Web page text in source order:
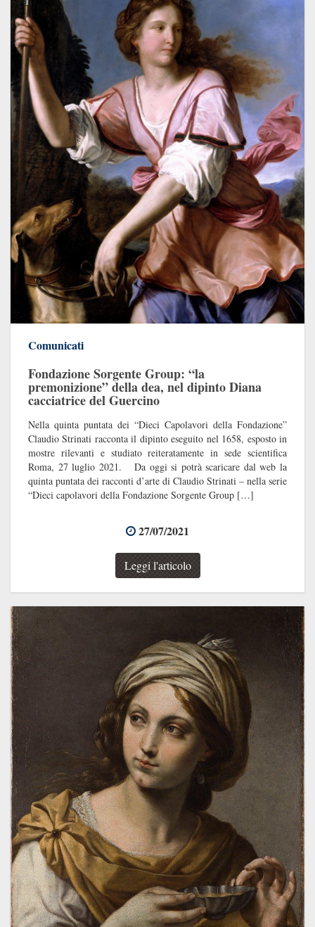
Comunicati
Fondazione Sorgente Group: “la
premonizione” della dea, nel dipinto Diana
cacciatrice del Guercino
Nella quinta puntata dei “Dieci Capolavori della Fondazione”
Claudio Strinati racconta il dipinto eseguito nel 1658, esposto in
mostre rilevanti e studiato reiteratamente in sede scientifica
Roma, 27 luglio 2021. Da oggi si potrà scaricare dal web la
quinta puntata dei racconti d’arte di Claudio Strinati – nella serie
“Dieci capolavori della Fondazione Sorgente Group […]
27/07/2021
Leggi l'articolo